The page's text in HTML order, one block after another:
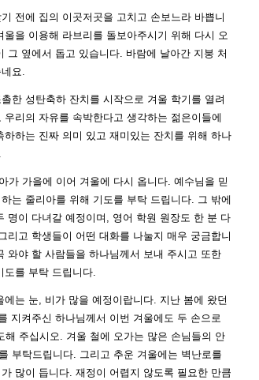
전에 집의 이곳저곳을 고치고 손보느라 바쁩니
을 이용해 라브리를 돌보아주시기 위해 다시 오
그 옆에서 돕고 있습니다. 바람에 날아간 지붕 처
요.
한 성탄축하 잔치를 시작으로 겨울 학기를 열려
리의 자유를 속박한다고 생각하는 젊은이들에
하는 진짜 의미 있고 재미있는 잔치를 위해 하나
가 가을에 이어 겨울에 다시 옵니다. 예수님을 믿
는 줄리아를 위해 기도를 부탁 드립니다. 그 밖에
명이 다녀갈 예정이며, 영어 학원 원장도 한 분 다
리고 학생들이 어떤 대화를 나눌지 매우 궁금합니
와야 할 사람들을 하나님께서 보내 주시고 또한
도를 부탁 드립니다.
는 눈, 비가 많을 예정이랍니다. 지난 봄에 왔던
지켜주신 하나님께서 이번 겨울에도 두 손으로
해 주십시오. 겨울 철에 오가는 많은 손님들의 안
부탁드립니다. 그리고 추운 겨울에는 벽난로를
많이 듭니다. 재정이 어렵지 않도록 필요한 만큼